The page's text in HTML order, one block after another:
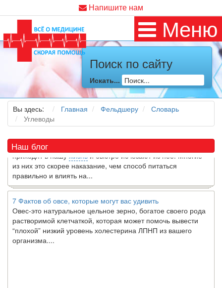
Напишите нам
Меню
Поиск по сайту
Искать...
Вы здесь: Главная Фельдшеру
Словарь
Углеводы
Наш блог
Как я заболел во время локдауна?
Это странная ситуация: вы соблюдали все меры
предосторожности COVID-19 (вы почти все время дома),
но, тем не менее, вы каким-то образом простудились. Вы
можете задаться...
Какдиетолог, я вижу, что многие причудливые диеты
приходят в нашужизньи быстро исчезают из нее. Многие
из них это скорее наказание, чем способ питаться
правильно и влиять на...
7 Фактов об овсе, которые могут вас удивить
Овес-это натуральное цельное зерно, богатое своего рода
растворимой клетчаткой, которая может помочь вывести
“плохой” низкий уровень холестерина ЛПНП из вашего
организма....